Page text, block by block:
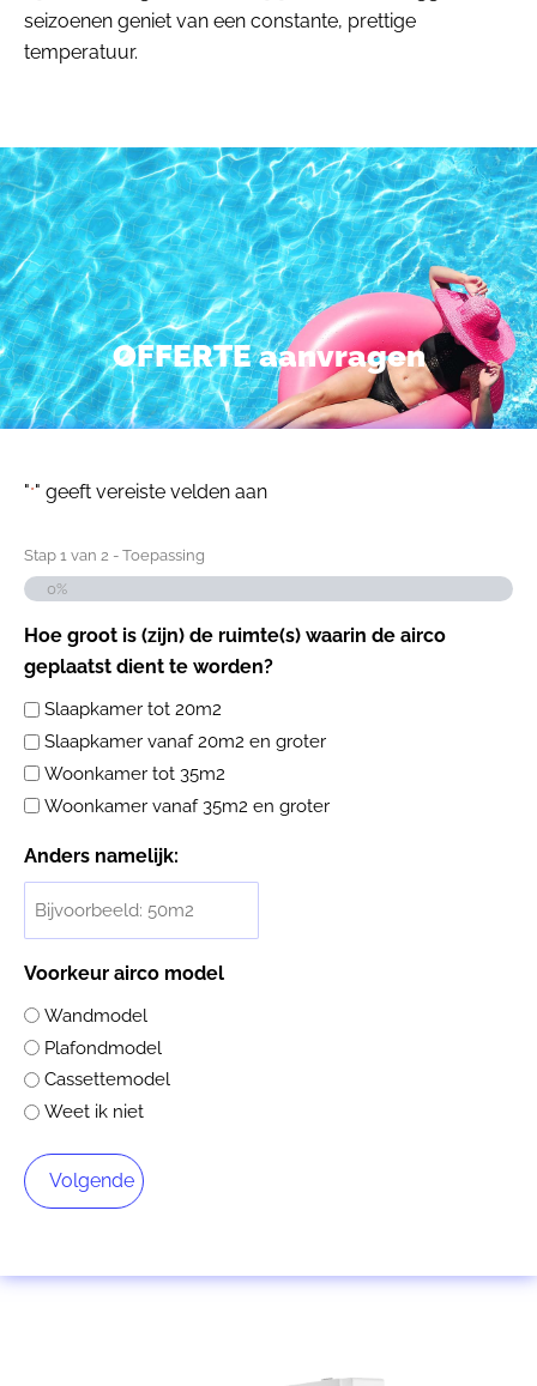
seizoenen geniet van een constante, prettige
temperatuur.
OFFERTE aanvragen
"*" geeft vereiste velden aan
Stap 1 van 2 - Toepassing
0%
Hoe groot is (zijn) de ruimte(s) waarin de airco
geplaatst dient te worden?
Slaapkamer tot 20m2
Slaapkamer vanaf 20m2 en groter
Woonkamer tot 35m2
Woonkamer vanaf 35m2 en groter
Anders namelijk:
Voorkeur airco model
Wandmodel
Plafondmodel
Cassettemodel
Weet ik niet